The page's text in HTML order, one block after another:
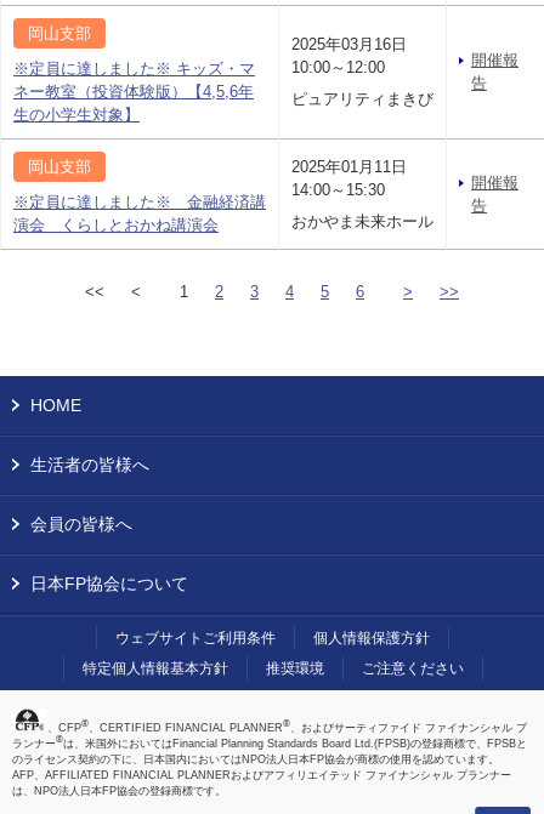
岡山支部
※定員に達しました※ キッズ・マ
ネー教室（投資体験版）【4,5,6年
生の小学生対象】
2025年03月16日
10:00～12:00
ピュアリティまきび
開催報
告
岡山支部
※定員に達しました※ 金融経済講
演会 くらしとおかね講演会
2025年01月11日
14:00～15:30
おかやま未来ホール
開催報
告
<< < 1 2 3 4 5 6 > >>
HOME
生活者の皆様へ
会員の皆様へ
日本FP協会について
ウェブサイトご利用条件
個人情報保護方針
特定個人情報基本方針
推奨環境 ご注意ください
、CFP®、CERTIFIED FINANCIAL PLANNER®、およびサーティファイド ファイナンシャル プ
ランナー®は、米国外においてはFinancial Planning Standards Board Ltd.(FPSB)の登録商標で、FPSBと
のライセンス契約の下に、日本国内においてはNPO法人日本FP協会が商標の使用を認めています。
AFP、AFFILIATED FINANCIAL PLANNERおよびアフィリエイテッド ファイナンシャル プランナー
は、NPO法人日本FP協会の登録商標です。